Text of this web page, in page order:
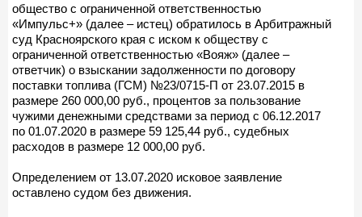
общество с ограниченной ответственностью
«Импульс+» (далее – истец) обратилось в Арбитражный
суд Красноярского края с иском к обществу с
ограниченной ответственностью «Вояж» (далее –
ответчик) о взыскании задолженности по договору
поставки топлива (ГСМ) №23/0715-П от 23.07.2015 в
размере 260 000,00 руб., процентов за пользование
чужими денежными средствами за период с 06.12.2017
по 01.07.2020 в размере 59 125,44 руб., судебных
расходов в размере 12 000,00 руб.
Определением от 13.07.2020 исковое заявление
оставлено судом без движения.